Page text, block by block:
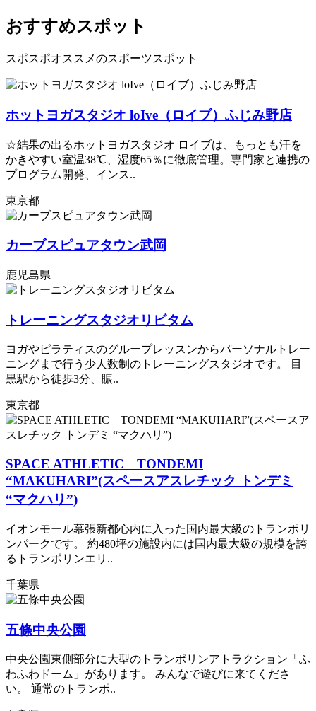
おすすめスポット
スポスポオススメのスポーツスポット
ホットヨガスタジオ loIve（ロイブ）ふじみ野店
☆結果の出るホットヨガスタジオ ロイブは、もっとも汗を
かきやすい室温38℃、湿度65％に徹底管理。専門家と連携の
プログラム開発、インス..
東京都
カーブスピュアタウン武岡
鹿児島県
トレーニングスタジオリビタム
ヨガやピラティスのグループレッスンからパーソナルトレー
ニングまで行う少人数制のトレーニングスタジオです。 目
黒駅から徒歩3分、賑..
東京都
SPACE ATHLETIC TONDEMI
“MAKUHARI”(スペースアスレチック トンデミ
“マクハリ”)
イオンモール幕張新都心内に入った国内最大級のトランポリ
ンパークです。 約480坪の施設内には国内最大級の規模を誇
るトランポリンエリ..
千葉県
五條中央公園
中央公園東側部分に大型のトランポリンアトラクション「ふ
わふわドーム」があります。 みんなで遊びに来てくださ
い。 通常のトランポ..